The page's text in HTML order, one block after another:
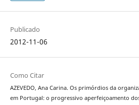
Publicado
2012-11-06
Como Citar
AZEVEDO, Ana Carina. Os primórdios da
em Portugal: o progressivo aperfeiçoamento